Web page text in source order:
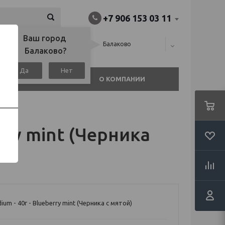
или
+7 906 153 03 11
Ваш город
Балаково?
Да Нет
Балаково
О КОМПАНИИ
mint (Черника
- 40г - Blueberry mint (Черника с мятой)